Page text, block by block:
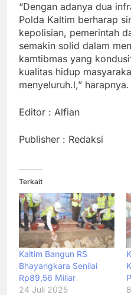
“Dengan adanya dua
Polda Kaltim berharap
kepolisian, pemerintah
semakin solid dalam
kamtibmas yang
kualitas hidup
menyeluruh.l,”
Editor : Alfian
Publisher : Redaksi
Terkait
Kaltim Bangun RS
Bhayangkara Senilai
Rp89,56 Miliar
24 Juli 2025